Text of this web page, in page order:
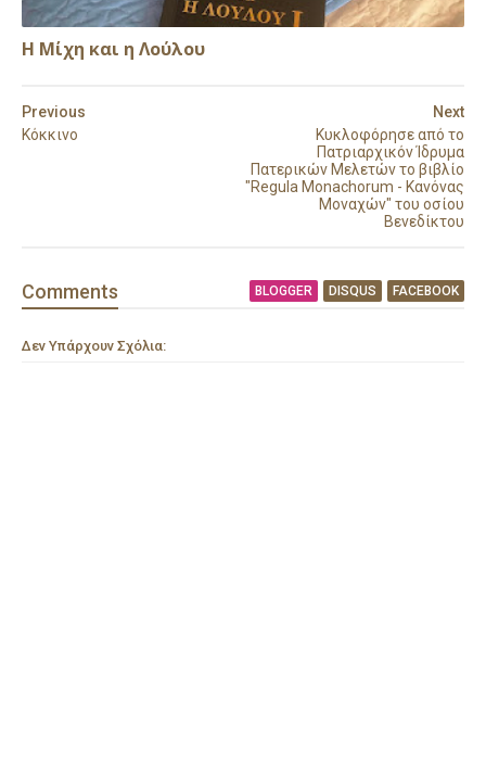
Η Μίχη και η Λούλου
Next
Κυκλοφόρησε από το
Πατριαρχικόν Ίδρυμα
Πατερικών Μελετών το βιβλίο
"Regula Monachorum - Κανόνας
Μοναχών" του οσίου
Βενεδίκτου
Previous
Κόκκινο
Comments BLOGGER DISQUS FACEBOOK
Δεν Υπάρχουν Σχόλια: